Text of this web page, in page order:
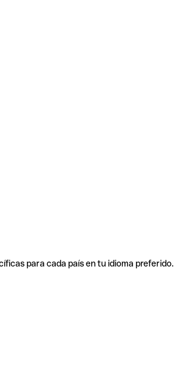
para cada país en tu idioma preferido.